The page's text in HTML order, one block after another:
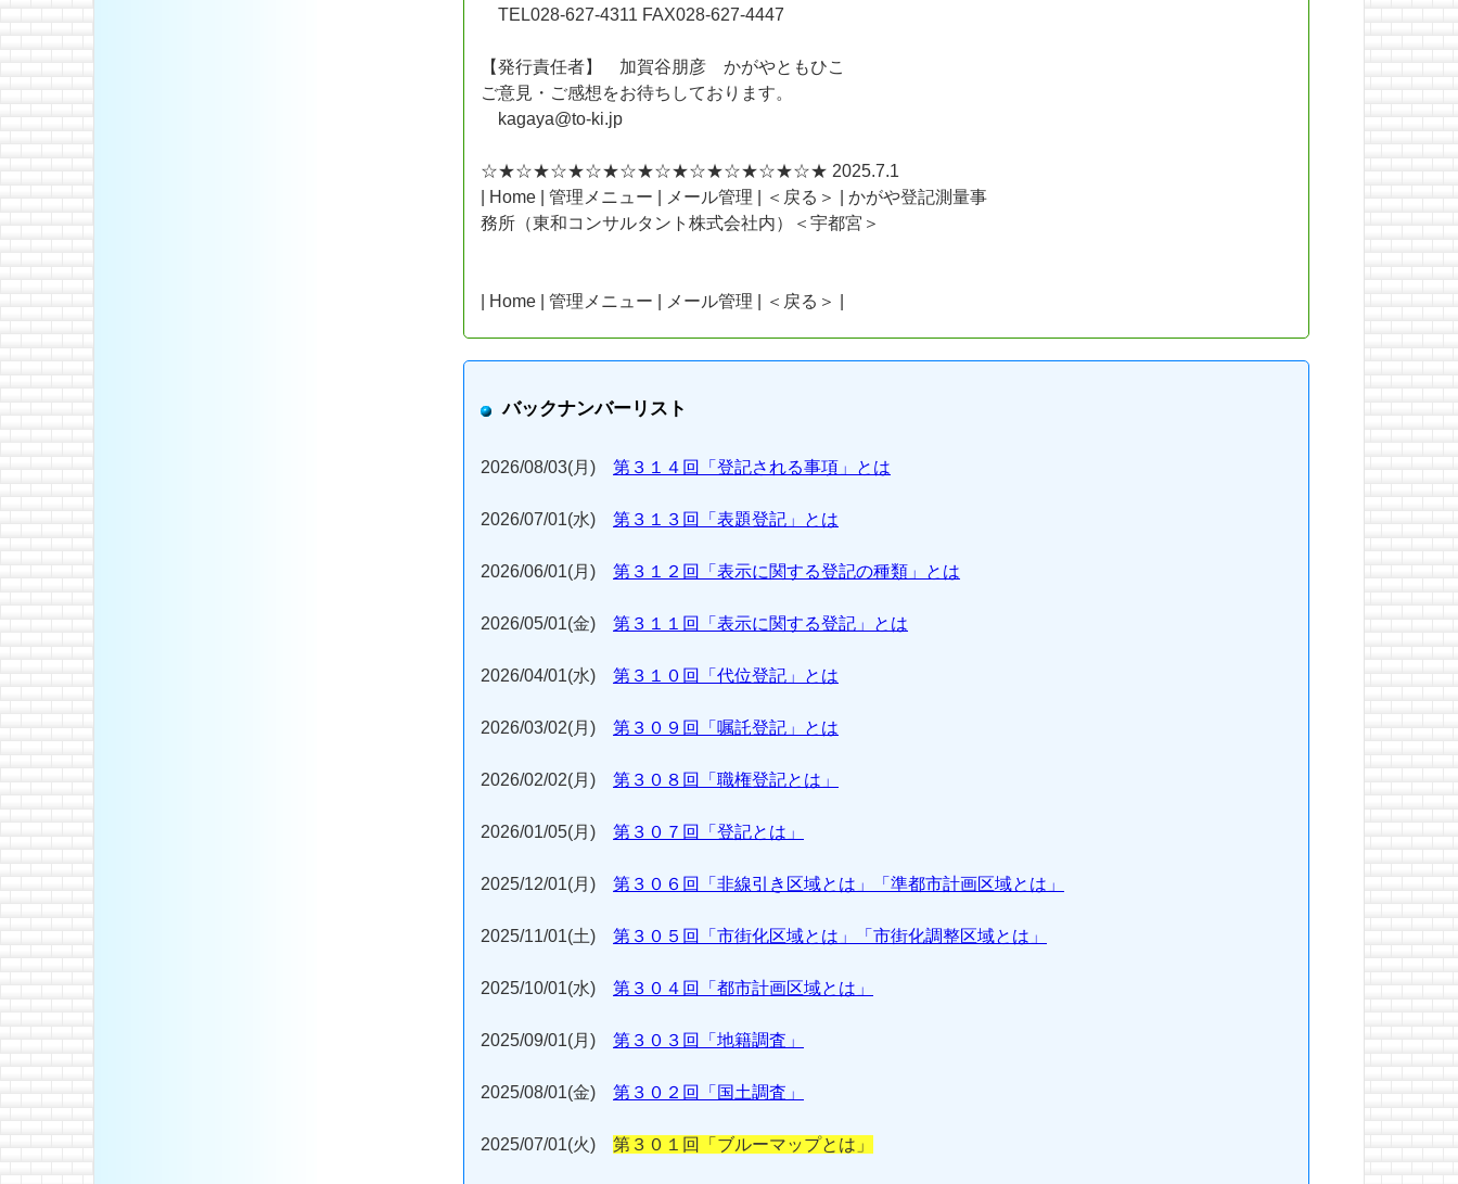
TEL028-627-4311 FAX028-627-4447
【発行責任者】 加賀谷朋彦 かがやともひこ
ご意見・ご感想をお待ちしております。
kagaya@to-ki.jp
☆★☆★☆★☆★☆★☆★☆★☆★☆★☆★ 2025.7.1
| Home | 管理メニュー | メール管理 | ＜戻る＞ | かがや登記測量事
務所（東和コンサルタント株式会社内）＜宇都宮＞
| Home | 管理メニュー | メール管理 | ＜戻る＞ |
バックナンバーリスト
2026/08/03(月)第３１４回「登記される事項」とは
2026/07/01(水)第３１３回「表題登記」とは
2026/06/01(月)第３１２回「表示に関する登記の種類」とは
2026/05/01(金)第３１１回「表示に関する登記」とは
2026/04/01(水)第３１０回「代位登記」とは
2026/03/02(月)第３０９回「嘱託登記」とは
2026/02/02(月)第３０８回「職権登記とは」
2026/01/05(月)第３０７回「登記とは」
2025/12/01(月)第３０６回「非線引き区域とは」「準都市計画区域とは」
2025/11/01(土)第３０５回「市街化区域とは」「市街化調整区域とは」
2025/10/01(水)第３０４回「都市計画区域とは」
2025/09/01(月)第３０３回「地籍調査」
2025/08/01(金)第３０２回「国土調査」
2025/07/01(火)第３０１回「ブルーマップとは」